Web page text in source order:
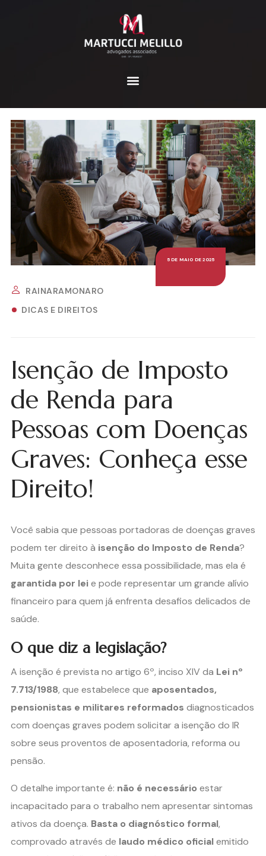
RAINARAMONARO
DICAS E DIREITOS
5 DE MAIO DE 2025
Isenção de Imposto
de Renda para
Pessoas com Doenças
Graves: Conheça esse
Direito!
Você sabia que pessoas portadoras de doenças graves
podem ter direito à isenção do Imposto de Renda?
Muita gente desconhece essa possibilidade, mas ela é
garantida por leie pode representar um grande alívio
financeiro para quem já enfrenta desafios delicados de
saúde.
O que diz a legislação?
A isenção é prevista no artigo 6º, inciso XIV da Lei nº
7.713/1988, que estabelece que aposentados,
pensionistas e militares reformados diagnosticados
com doenças graves podem solicitar a isenção do IR
sobre seus proventos de aposentadoria, reforma ou
pensão.
O detalhe importante é: não é necessário estar
incapacitado para o trabalho nem apresentar sintomas
ativos da doença. Basta o diagnóstico formal,
comprovado através de laudo médico oficialemitido